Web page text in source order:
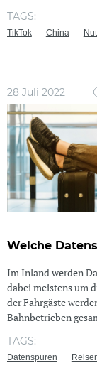
TAGS:
TikTok China
28 Juli 2022
Welche
Im Inland werden
dabei meistens um
der Fahrgäste
Bahnbetrieben
TAGS:
Datenspuren